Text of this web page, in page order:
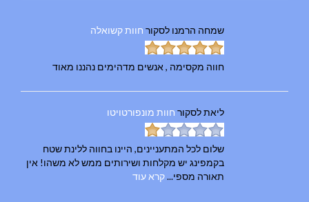
שמחה הרמנו לסקור חוות קשואלה
חווה מקסימה , אנשים מדהימים נהננו מאוד
ליאתלסקור חוות מונפורטויטו
שלום לכל המתעניינים, היינו בחווה ללינת שטח
בקמפינג יש מקלחות ושירותים ממש לא משהו! אין
תאורה מספי...קרא עוד